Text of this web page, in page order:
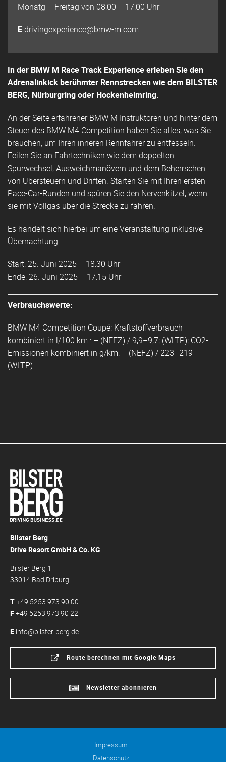
Monatg – Freitag von 08:00 – 17:00 Uhr
Edrivingexperience@bmw-m.com
In der BMW M Race Track Experience erleben Sie den
Adrenalinkick berühmter Rennstrecken wie dem BILSTER
BERG, Nürburgring oder Hockenheimring.
An der Seite erfahrener BMW M Instruktoren und hinter dem
Steuer des BMW M4 Competition haben Sie alles, was Sie
brauchen, um Ihren inneren Rennfahrer zu entfesseln.
Feilen Sie an Fahrtechniken wie dem doppelten
Spurwechsel, Ausweichmanövern und dem Beherrschen
von Übersteuern und Driften. Starten Sie mit Ihren ersten
Pace-Car-Runden und spüren Sie den Nervenkitzel, wenn
sie mit Vollgas über die Strecke zu fahren.
Es handelt sich hierbei um eine Veranstaltung inklusive
Übernachtung.
Start: 25. Juni 2025 – 18:30 Uhr
Ende: 26. Juni 2025 – 17:15 Uhr
Verbrauchswerte:
BMW M4 Competition Coupé: Kraftstoffverbrauch
kombiniert in l/100 km : – (NEFZ) / 9,9–9,7; (WLTP); CO2-
Emissionen kombiniert in g/km: – (NEFZ) / 223–219
(WLTP)
Bilster Berg
Drive Resort GmbH & Co. KG
Bilster Berg 1
33014 Bad Driburg
T+49 5253 973 90 00
F+49 5253 973 90 22
E info@bilster-berg.de
Route berechnen mit Google Maps
Newsletter abonnieren
Impressum
Datenschutz